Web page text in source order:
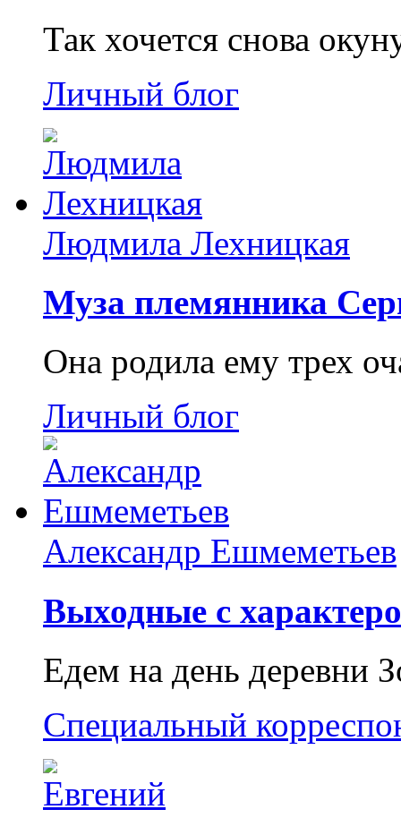
Так хочется снова
Личный блог
Людмила Лехницкая
Муза племянника
Она родила ему трех
Личный блог
Александр Ешмеметьев
Выходные с
Едем на день деревни
Специальный